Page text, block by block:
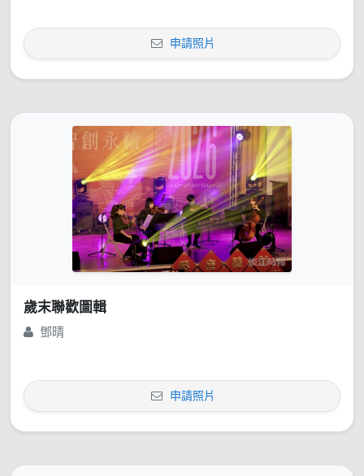
申請照片
歲末聯歡圖輯
鄧晴
申請照片